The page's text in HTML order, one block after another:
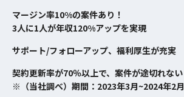
マージン率10%の案件あり！
3人に1人が年収120%アップを実現
サポート/フォローアップ、福利厚生が充実
契約更新率が70％以上で、案件が途切れない
※（当社調べ）期間：2023年3月~2024年2月